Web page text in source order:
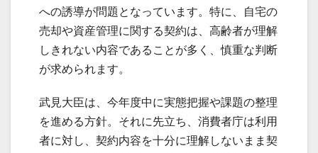
への誘導が問題となっています。特に、自宅の
売却や資産管理に関する契約は、高齢者が理解
しきれない内容であることが多く、慎重な判断
が求められます。
武見大臣は、今年度中に実態把握や課題の整理
を進める方針。それに先立ち、消費者庁は利用
者に対し、契約内容を十分に理解しないまま契